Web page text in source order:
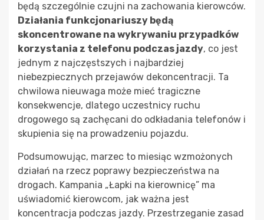
będą szczególnie czujni na zachowania kierowców.
Działania funkcjonariuszy będą
skoncentrowane na wykrywaniu przypadków
korzystania z telefonu podczas jazdy, co jest
jednym z najczęstszych i najbardziej
niebezpiecznych przejawów dekoncentracji. Ta
chwilowa nieuwaga może mieć tragiczne
konsekwencje, dlatego uczestnicy ruchu
drogowego są zachęcani do odkładania telefonów i
skupienia się na prowadzeniu pojazdu.
Podsumowując, marzec to miesiąc wzmożonych
działań na rzecz poprawy bezpieczeństwa na
drogach. Kampania „Łapki na kierownicę” ma
uświadomić kierowcom, jak ważna jest
koncentracja podczas jazdy. Przestrzeganie zasad